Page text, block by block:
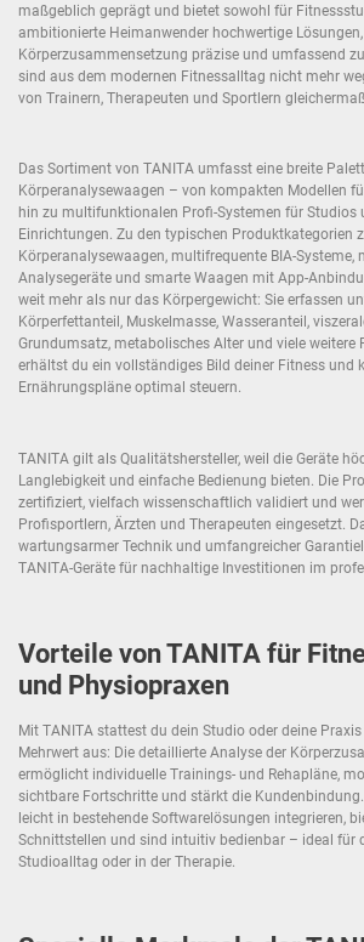
maßgeblich geprägt und bietet sowohl für
ambitionierte Heimanwender hochwertige
Körperzusammensetzung präzise und umfassend
sind aus dem modernen Fitnessalltag nicht mehr
von Trainern, Therapeuten und Sportlern
Das Sortiment von TANITA umfasst eine breite
Körperanalysewaagen – von kompakten Modellen
hin zu multifunktionalen Profi-Systemen für Studios
Einrichtungen. Zu den typischen Produktkategorien
Körperanalysewaagen, multifrequente BIA-Systeme,
Analysegeräte und smarte Waagen mit App-
weit mehr als nur das Körpergewicht: Sie erfassen
Körperfettanteil, Muskelmasse, Wasseranteil,
Grundumsatz, metabolisches Alter und viele weitere
erhältst du ein vollständiges Bild deiner Fitness und
Ernährungspläne optimal steuern.
TANITA gilt als Qualitätshersteller, weil die Geräte
Langlebigkeit und einfache Bedienung bieten. Die
zertifiziert, vielfach wissenschaftlich validiert und
Profisportlern, Ärzten und Therapeuten eingesetzt.
wartungsarmer Technik und umfangreicher
TANITA-Geräte für nachhaltige Investitionen im
Vorteile von TANITA für
und Physiopraxen
Mit TANITA stattest du dein Studio oder deine
Mehrwert aus: Die detaillierte Analyse der
ermöglicht individuelle Trainings- und Rehapläne,
sichtbare Fortschritte und stärkt die
leicht in bestehende Softwarelösungen integrieren,
Schnittstellen und sind intuitiv bedienbar – ideal für
Studioalltag oder in der Therapie.